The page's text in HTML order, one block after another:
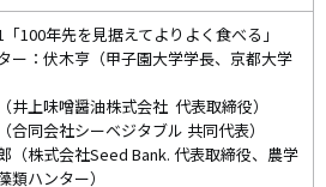
100年先を見据えてよりよく食べる」
ー：伏木亨（甲子園大学学長、京都大学
井上味噌醤油株式会社 代表取締役）
合同会社シーベジタブル 共同代表）
（株式会社Seed Bank. 代表取締役、農学
類ハンター）